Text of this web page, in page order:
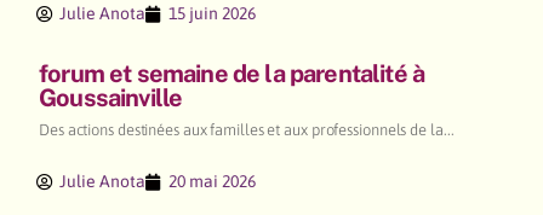
Julie Anota 15 juin 2026
forum et semaine de la parentalité à
Goussainville
Des actions destinées aux familles et aux professionnels de la...
Julie Anota 20 mai 2026